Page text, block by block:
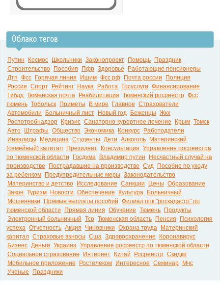
Облако тегов
Путин Космос Школьники Законопроект Помощь
Праздник
Строительство
Пособия Пфр Здоровье
Работающие пенсионеры
Дтп Фсс Горячая линия Ишим Фсс рф Почта россии
Полиция
Россия Спорт Рейтинг Наука Работа Госуслуги Финансирование
Гибдд Тюменская почта Реабилитация Тюменский росреестр Фсс
тюмень Тобольск Приметы В мире Главное Страхователи
Автомобили
Больничный лист Новый год Беженцы Жкх
Роспотребнадзор
Кризис Санаторно-курортное лечение Крым Томск
Авто
Штрафы Общество Экономика Конкурс
Работодатели
Инвалиды
Медицина Студенты Дети Алкоголь
Материнский
(семейный) капитал
Президент Консультация Управление росреестра
по тюменской области
Госдума Владимир путин
Несчастный случай на
производстве
Пострадавшие на производстве Суд
Пособие по уходу
за ребенком
Предупредительные меры Законодательство
Материнство и детство
Исследование Санкции Цены Образование
Закон Туризм Новости Обеспечение Культура
Больничный
Мошенники
Прямые выплаты пособий Филиал ппк "роскадастр" по
тюменской области
Прямая линия Обучение Тюмень
Продукты
Электронный больничный Тср Тюменская область Пенсия
Психология
успеха Отчетность Акция Чиновники Охрана труда
Материнский
капитал Страховые взносы Сша Здравоохранение
Коронавирус
Бизнес Деньги Украина Управление росреестр по тюменской области
Социальное страхование
Интернет Китай Росреестр Скидки
Мобильное приложение
Ростелеком Интересное Семинар
Мчс
Ученые
Праздники